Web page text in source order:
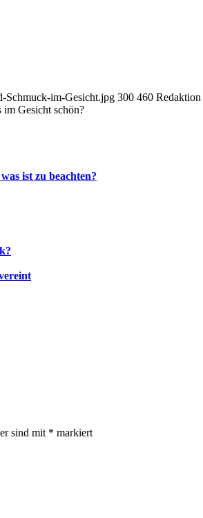
Schmuck-im-Gesicht.jpg 300 460 Redaktion
im Gesicht schön?
ist zu beachten?
sind mit * markiert